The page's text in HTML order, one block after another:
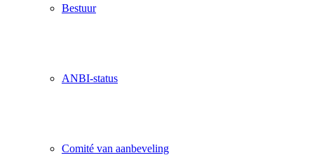
Bestuur
ANBI-status
Comité van aanbeveling